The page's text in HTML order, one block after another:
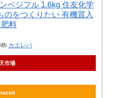
ベジフル 1.6kg 住友化学
のをつくりたい 有機質入
肥料
カエレバ
市場